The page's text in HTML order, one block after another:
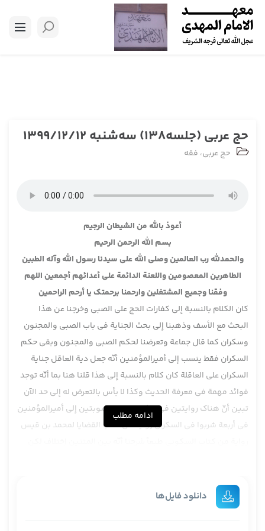
حج عربی (جلسه138) سه‌شنبه 1399/12/12
حج عربی، فقه
أعوذ بالله من الشيطان الرجيم
بسم الله الرحمن الرحيم
والحمدلله رب العالمين وصلى الله على سيدنا رسول الله وآله الطبين
الطاهرين المعصومين واللعنة الدائمة على أعدائهم أجمعين اللهم
وفقنا وجميع المشتغلين وارحمنا برحمتك يا أرحم الراحمين
كان الكلام بالنسبة إلى كفارات الحج على الصبي وخرجنا عن هذا
البحث مع الأسف وذهبنا إلى بحث الجناية في باب الصبي والمجنون
وسكران كما قال جماعة وتعرضنا لحكم الصبي والمجنون وبقي حكم
السكران فقط ينسب إلى أميرالمؤمنين أنّه جعل دية العاقل جناية
السكران على العاقلة كان كلام بالنسبة إلى هذا قلنا هنا بما أنّه توجد
فوائد مهمة في معرفة الحديث وكذا لا بأس بالتعرض له إلى حد الآن
تبين أنّ هناك روايتين في هذا المجال منسوبتين إلى أميرالمؤمنين
في أربعة شربوا في السكران رواية من كتاب القضايا لمحمد بن قيس
على المجروحين يعني بحسب الإصطلاح يكون شبه العمد وظاهر عبارة
السكوني أنّ دية المقتولين على قبائل الأربعة يعني المجروحين
ادامه مطلب
دانلود فایل‌ها